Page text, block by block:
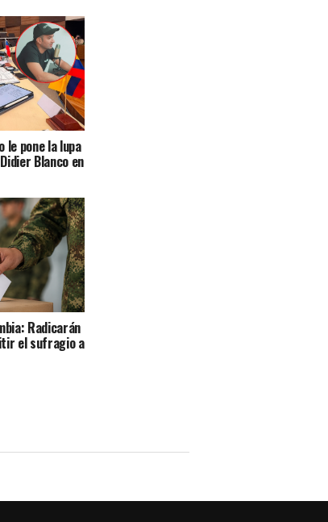
le pone la lupa
Blanco en
Radicarán
el sufragio a